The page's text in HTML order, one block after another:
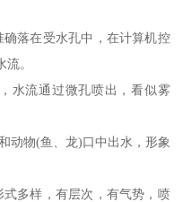
落在受水孔中，在计算机控
。
水流通过微孔喷出，看似雾
动物(鱼、龙)口中出水，形象
多样，有层次，有气势，喷